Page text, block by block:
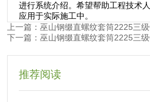
进行系统介绍。希望帮助工程技术
应用于实际施工中。
上一篇：巫山钢缀直螺纹套筒2225三
下一篇：巫山钢缀直螺纹套筒2225三
推荐阅读